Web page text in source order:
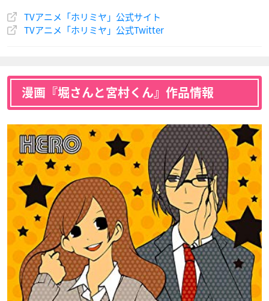
井浦基子
声優：金元寿子
堀 京介
声優：小野大輔
堀 創太
声優：寺崎裕香
TVアニメ「ホリミヤ」公式サイト
TVアニメ「ホリミヤ」公式Twitter
漫画『堀さんと宮村くん』作品情報